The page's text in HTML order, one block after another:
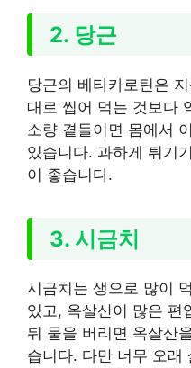
2. 당근
당근의 베타카로틴은
대로 씹어 먹는 것보다
소량 곁들이면 몸에서
있습니다. 과하게 튀기
이 좋습니다.
3. 시금치
시금치는 생으로 많이
있고, 옥살산이 많은 편
뒤 물을 버리면 옥살산
습니다. 다만 너무 오래